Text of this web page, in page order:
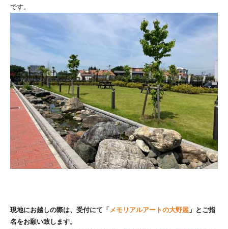
です。
現地にお越しの際は、受付にて「 メモリアルアートの大野屋 」とご指
名をお願い致します。